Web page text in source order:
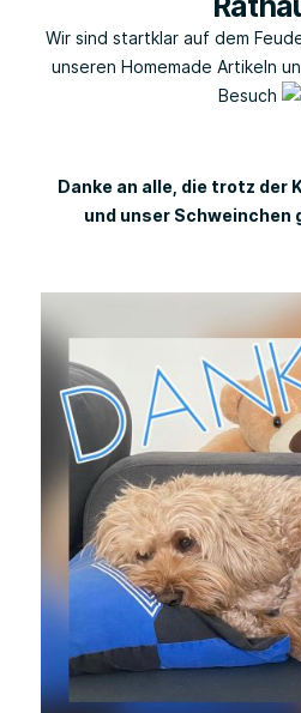
Wir sind startklar auf dem
unseren Homemade Artikeln
Besuch
Danke an alle, die trotz der
und unser Schweinchen